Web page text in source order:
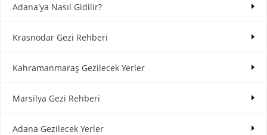
Adana'ya Nasıl Gidilir?
Krasnodar Gezi Rehberi
Kahramanmaraş Gezilecek Yerler
Marsilya Gezi Rehberi
Adana Gezilecek Yerler